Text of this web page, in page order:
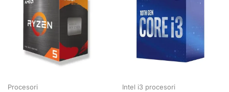
Procesori Intel i3 procesori